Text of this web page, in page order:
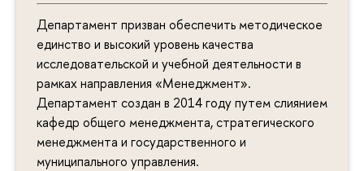
Департамент призван обеспечить методическое
единство и высокий уровень качества
исследовательской и учебной деятельности в
рамках направления «Менеджмент».
Департамент создан в 2014 году путем слиянием
кафедр общего менеджмента, стратегического
менеджмента и государственного и
муниципального управления.